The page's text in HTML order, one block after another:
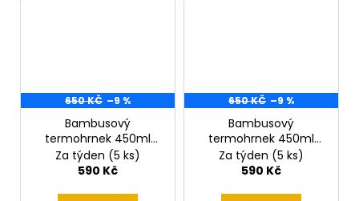
650 KČ –9 %
Bambusový
termohrnek 450ml
horalové, turisti
Za týden (5 ks)
590 Kč
650 KČ –9 %
Bambusový
termohrnek 450ml
lyžař
Za týden (5 ks)
590 Kč